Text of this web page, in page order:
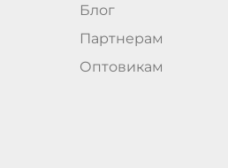
Блог
Партнерам
Оптовикам